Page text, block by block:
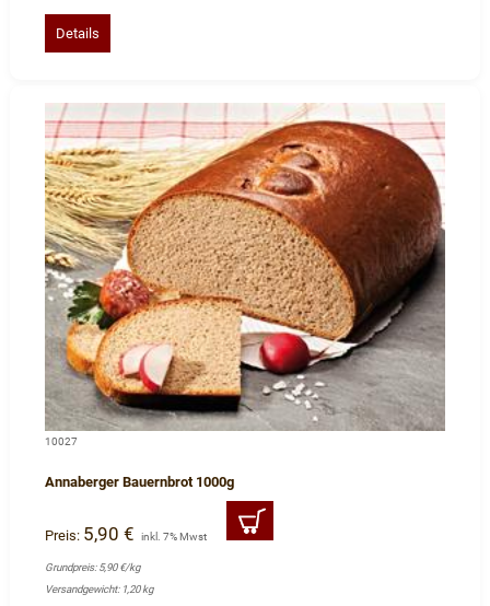
Details
10027
Annaberger Bauernbrot 1000g
Preis: 5,90 € inkl. 7% Mwst
Grundpreis: 5,90 €/kg
Versandgewicht: 1,20 kg